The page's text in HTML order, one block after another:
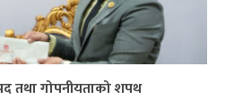
पद तथा गोपनीयताको शपथ